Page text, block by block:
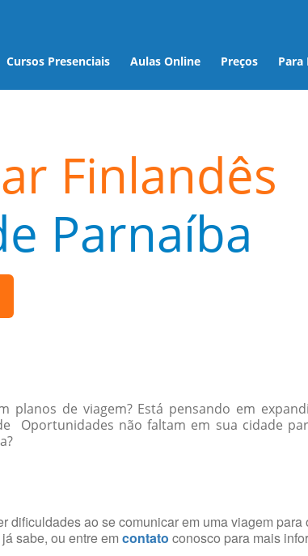
Cursos Presenciais Aulas Online Preços Para
Finlandês
Parnaíba
planos de viagem? Está pensando em
Oportunidades não faltam em sua cidade
dificuldades ao se comunicar em uma viagem
sabe, ou entre em contato conosco para mais